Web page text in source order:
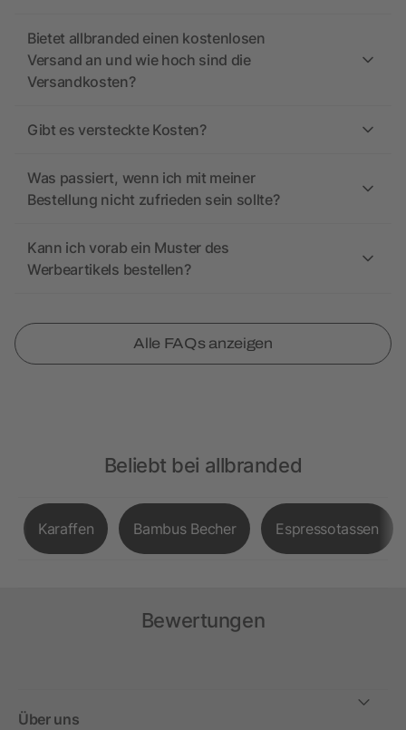
Bietet allbranded einen kostenlosen
Versand an und wie hoch sind die
Versandkosten?
Gibt es versteckte Kosten?
Was passiert, wenn ich mit meiner
Bestellung nicht zufrieden sein sollte?
Kann ich vorab ein Muster des
Werbeartikels bestellen?
Alle FAQs anzeigen
Beliebt bei allbranded
Karaffen Bambus Becher Espressotassen
Bewertungen
Über uns